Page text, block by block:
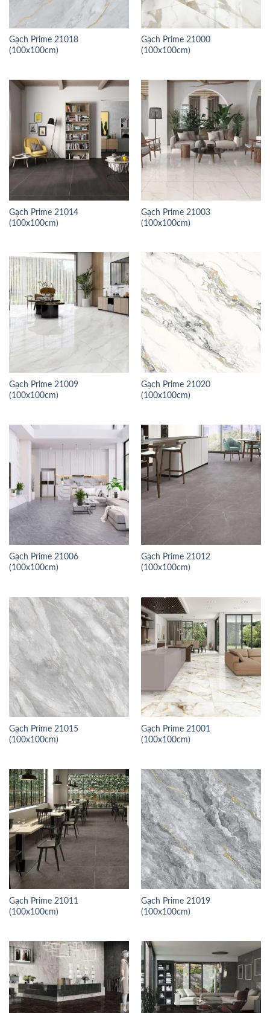
Gạch Prime 21018
(100x100cm)
Gạch Prime 21000
(100x100cm)
Gạch Prime 21014
(100x100cm)
Gạch Prime 21003
(100x100cm)
Gạch Prime 21009
(100x100cm)
Gạch Prime 21020
(100x100cm)
Gạch Prime 21006
(100x100cm)
Gạch Prime 21012
(100x100cm)
Gạch Prime 21015
(100x100cm)
Gạch Prime 21001
(100x100cm)
Gạch Prime 21011
(100x100cm)
Gạch Prime 21019
(100x100cm)